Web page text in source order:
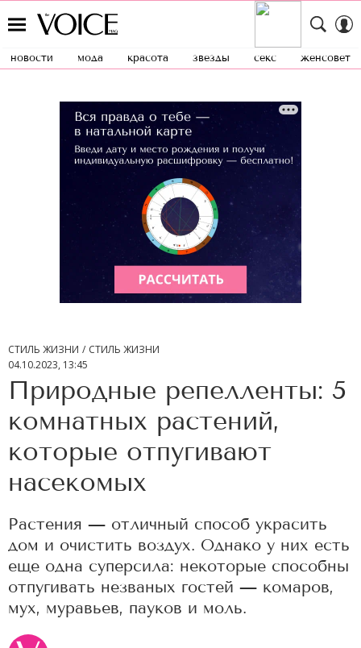
новости мода красота звезды секс женсовет
СТИЛЬ ЖИЗНИ
СТИЛЬ ЖИЗНИ
04.10.2023, 13:45
Природные репелленты: 5
комнатных растений,
которые отпугивают
насекомых
Растения — отличный способ украсить
дом и очистить воздух. Однако у них есть
еще одна суперсила: некоторые способны
отпугивать незваных гостей — комаров,
мух, муравьев, пауков и моль.